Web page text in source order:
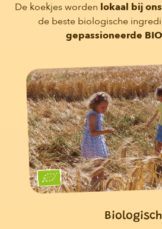
De koekjes worden lokaal bij
de beste biologische
gepassioneerde
Biologisch